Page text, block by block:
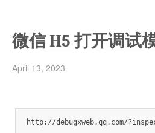
微信 H5 打开调试
April 13, 2023
http://debugxweb.qq.com/